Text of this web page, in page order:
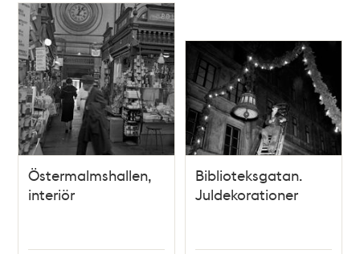
Östermalmshallen,
interiör
Biblioteksgatan.
Juldekorationer